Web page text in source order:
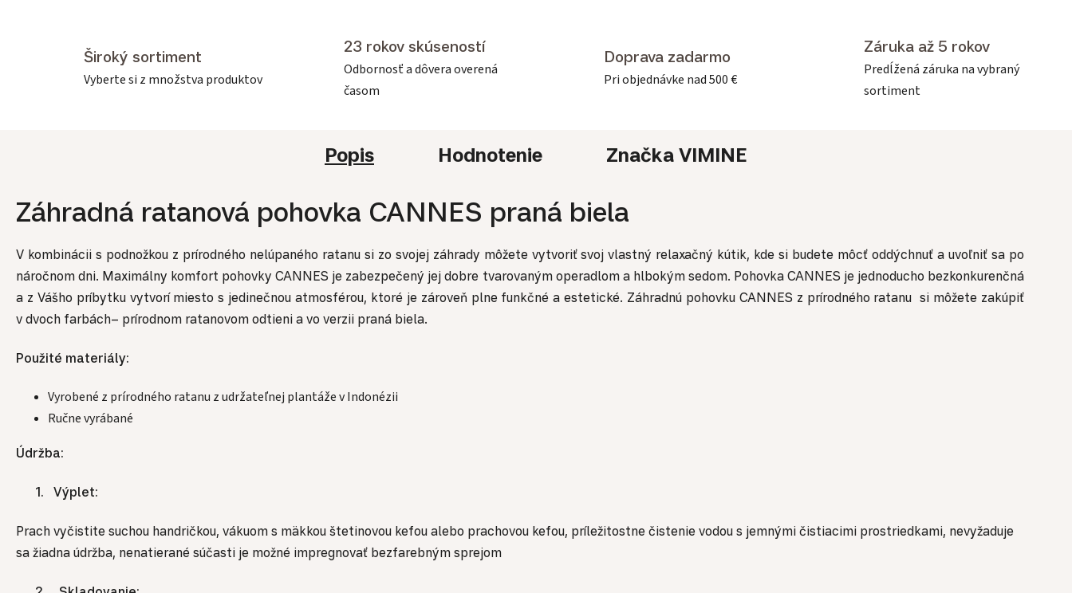
Široký sortiment
Vyberte si z množstva produktov
23 rokov skúseností
Odbornosť a dôvera overená
časom
Doprava zadarmo
Pri objednávke nad 500 €
Záruka až 5 rokov
Predĺžená záruka na vybraný
sortiment
Popis Hodnotenie Značka VIMINE
Záhradná ratanová pohovka CANNES praná biela
V kombinácii s podnožkou z prírodného nelúpaného ratanu si zo svojej záhrady môžete vytvoriť svoj vlastný relaxačný kútik, kde si budete môcť oddýchnuť a uvoľniť sa po
náročnom dni. Maximálny komfort pohovky CANNES je zabezpečený jej dobre tvarovaným operadlom a hlbokým sedom. Pohovka CANNES je jednoducho bezkonkurenčná
a z Vášho príbytku vytvorí miesto s jedinečnou atmosférou, ktoré je zároveň plne funkčné a estetické. Záhradnú pohovku CANNES z prírodného ratanu si môžete zakúpiť
v dvoch farbách– prírodnom ratanovom odtieni a vo verzii praná biela.
Použité materiály:
Vyrobené z prírodného ratanu z udržateľnej plantáže v Indonézii
Ručne vyrábané
Údržba:
1. Výplet:
Prach vyčistite suchou handričkou, vákuom s mäkkou štetinovou kefou alebo prachovou kefou, príležitostne čistenie vodou s jemnými čistiacimi prostriedkami, nevyžaduje
sa žiadna údržba, nenatierané súčasti je možné impregnovať bezfarebným sprejom